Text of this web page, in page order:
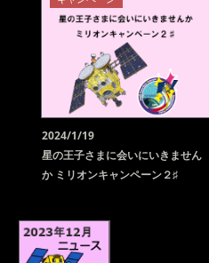
2024/1/19
星の王子さまに会いにいきません
か ミリオンキャンペーン２♯